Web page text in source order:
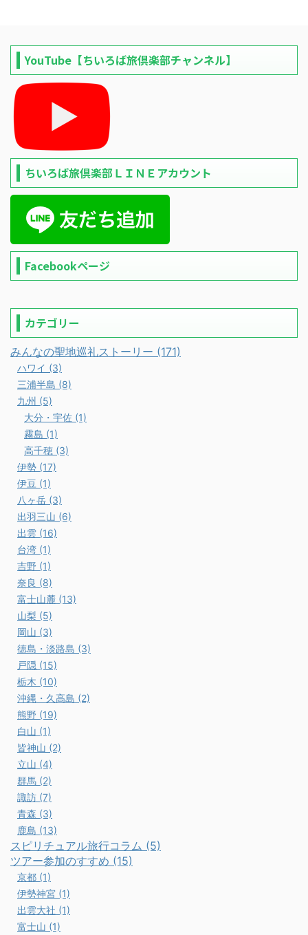
YouTube【ちいろば旅倶楽部チャンネル】
ちいろば旅倶楽部ＬＩＮＥアカウント
Facebookページ
カテゴリー
みんなの聖地巡礼ストーリー (171)
ハワイ (3)
三浦半島 (8)
九州 (5)
大分・宇佐 (1)
霧島 (1)
高千穂 (3)
伊勢 (17)
伊豆 (1)
八ヶ岳 (3)
出羽三山 (6)
出雲 (16)
台湾 (1)
吉野 (1)
奈良 (8)
富士山麓 (13)
山梨 (5)
岡山 (3)
徳島・淡路島 (3)
戸隠 (15)
栃木 (10)
沖縄・久高島 (2)
熊野 (19)
白山 (1)
皆神山 (2)
立山 (4)
群馬 (2)
諏訪 (7)
青森 (3)
鹿島 (13)
スピリチュアル旅行コラム (5)
ツアー参加のすすめ (15)
京都 (1)
伊勢神宮 (1)
出雲大社 (1)
富士山 (1)